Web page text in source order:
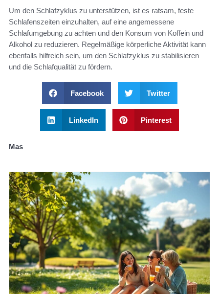
Um den Schlafzyklus zu unterstützen, ist es ratsam, feste
Schlafenszeiten einzuhalten, auf eine angemessene
Schlafumgebung zu achten und den Konsum von Koffein und
Alkohol zu reduzieren. Regelmäßige körperliche Aktivität kann
ebenfalls hilfreich sein, um den Schlafzyklus zu stabilisieren
und die Schlafqualität zu fördern.
Facebook Twitter
LinkedIn Pinterest
Mas